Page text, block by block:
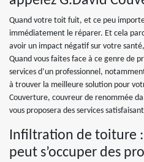
Quand votre toit fuit, et ce peu importe
immédiatement le réparer. Et cela
avoir un impact négatif sur votre
Quand vous faites face à ce genre de
services d’un professionnel,
à trouver la meilleure solution pour
Couverture, couvreur de renommée
vous proposera des services
Infiltration de toiture
peut s’occuper des